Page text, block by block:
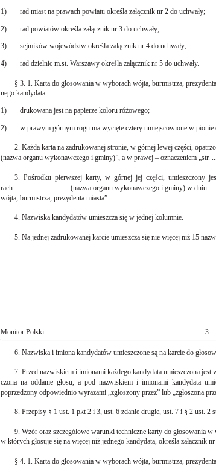
1)
2)
3)
4)
rad miast na prawach powiatu określa załącznik nr 2 do uchwały;
rad powiatów określa załącznik nr 3 do uchwały;
sejmików województw określa załącznik nr 4 do uchwały;
rad dzielnic m.st. Warszawy określa załącznik nr 5 do uchwały.
§ 3. 1. Karta do głosowania w wyborach wójta, burmistrza,
nego kandydata:
1)
2)
drukowana jest na papierze koloru różowego;
w prawym górnym rogu ma wycięte cztery umiejscowione w
2. Każda karta na zadrukowanej stronie, w górnej lewej części,
(nazwa organu wykonawczego i gminy)”, a w prawej – oznaczeniem „str.
3. Pośrodku pierwszej karty, w górnej jej części,
rach .............................. (nazwa organu wykonawczego i gminy) w dniu
wójta, burmistrza, prezydenta miasta”.
4. Nazwiska kandydatów umieszcza się w jednej kolumnie.
5. Na jednej zadrukowanej karcie umieszcza się nie więcej niż 15
Monitor Polski – 3 –
6. Nazwiska i imiona kandydatów umieszczone są na karcie do
7. Przed nazwiskiem i imionami każdego kandydata umieszczona
czona na oddanie głosu, a pod nazwiskiem i imionami kandydata
poprzedzony odpowiednio wyrazami „zgłoszony przez” lub „zgłoszona
8. Przepisy § 1 ust. 1 pkt 2 i 3, ust. 6 zdanie drugie, ust. 7 i § 2 ust. 2
9. Wzór oraz szczegółowe warunki techniczne karty do głosowania
w których głosuje się na więcej niż jednego kandydata, określa załącznik nr
§ 4. 1. Karta do głosowania w wyborach wójta, burmistrza,